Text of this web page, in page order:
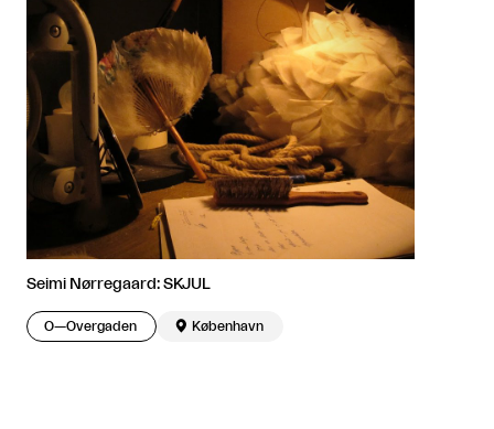
Seimi Nørregaard: SKJUL
O—Overgaden  København